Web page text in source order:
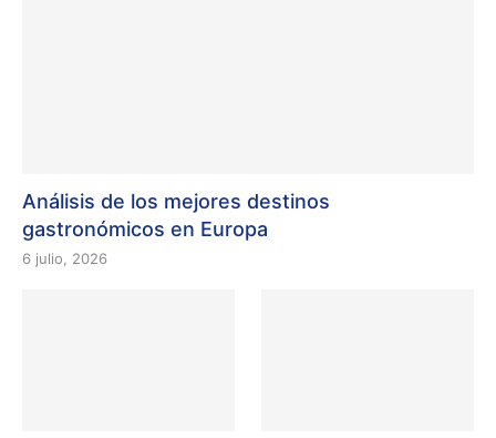
Análisis de los mejores destinos
gastronómicos en Europa
6 julio, 2026